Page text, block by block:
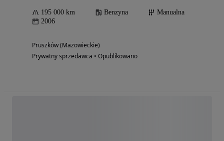
195 000 km Benzyna
Manualna
2006
Pruszków (Mazowieckie)
Prywatny sprzedawca • Opublikowano